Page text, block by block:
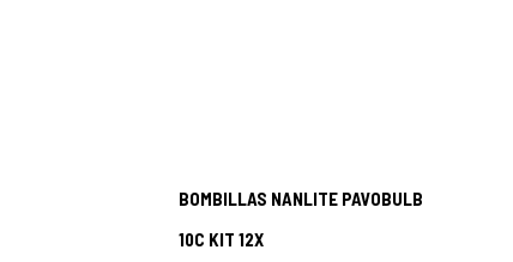
BOMBILLAS NANLITE PAVOBULB
10C KIT 12X